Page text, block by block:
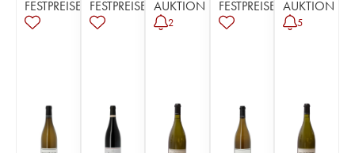
FESTPREISE FESTPREISE AUKTION
2
FESTPREISE AUKTION
5